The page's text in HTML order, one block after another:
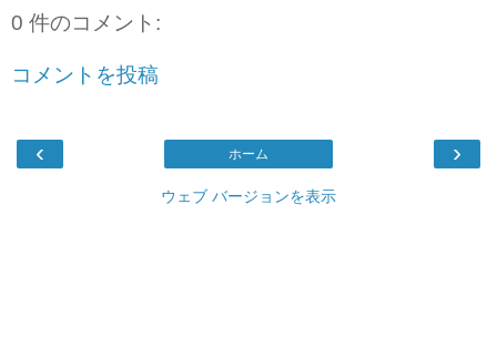
0 件のコメント:
コメントを投稿
‹ ›
ホーム
ウェブ バージョンを表示